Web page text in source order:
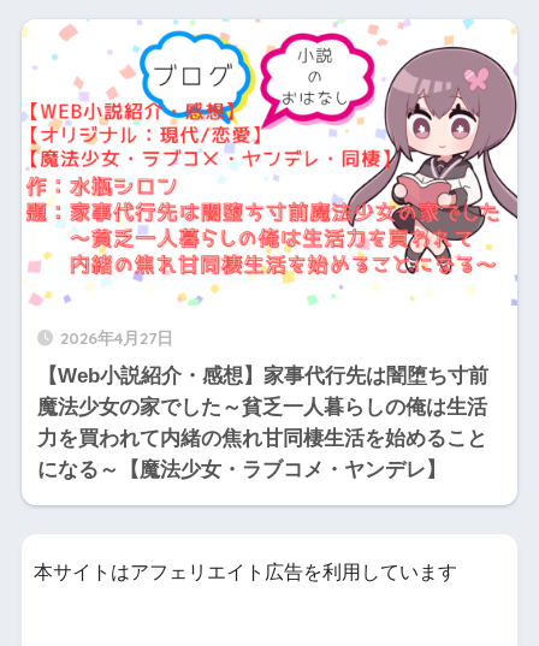
2026年4月27日
【Web小説紹介・感想】家事代行先は闇堕ち寸前
魔法少女の家でした～貧乏一人暮らしの俺は生活
力を買われて内緒の焦れ甘同棲生活を始めること
になる～【魔法少女・ラブコメ・ヤンデレ】
本サイトはアフェリエイト広告を利用しています